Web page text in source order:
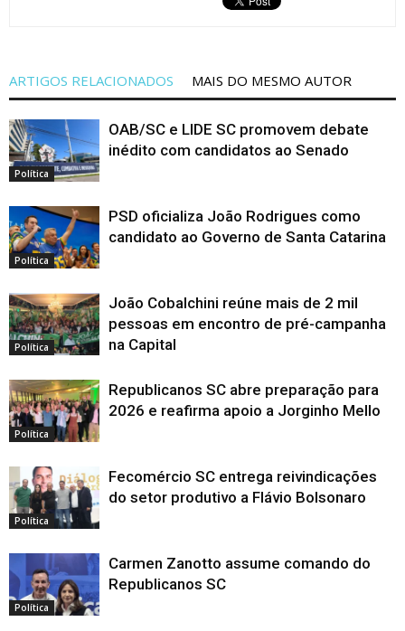
ARTIGOS RELACIONADOS MAIS DO MESMO AUTOR
Política
OAB/SC e LIDE SC promovem debate
inédito com candidatos ao Senado
Política
PSD oficializa João Rodrigues como
candidato ao Governo de Santa Catarina
Política
João Cobalchini reúne mais de 2 mil
pessoas em encontro de pré-campanha
na Capital
Política
Republicanos SC abre preparação para
2026 e reafirma apoio a Jorginho Mello
Política
Fecomércio SC entrega reivindicações
do setor produtivo a Flávio Bolsonaro
Política
Carmen Zanotto assume comando do
Republicanos SC